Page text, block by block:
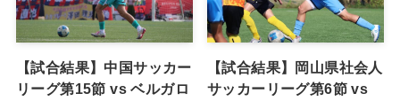
【試合結果】中国サッカー
リーグ第15節 vs ベルガロ
【試合結果】岡山県社会人
サッカーリーグ第6節 vs